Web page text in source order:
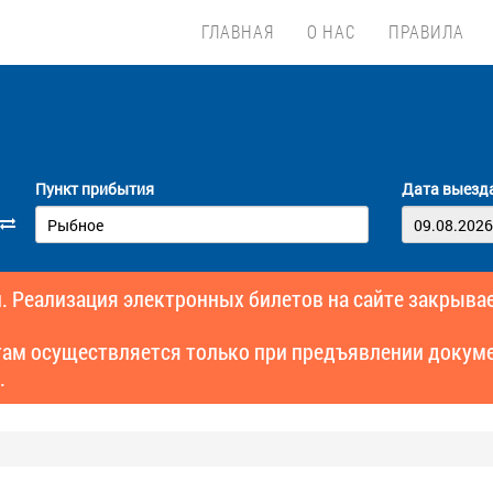
ГЛАВНАЯ О НАС ПРАВИЛА
Пункт прибытия Дата
электронных билетов на сайте
осуществляется только при предъявлении